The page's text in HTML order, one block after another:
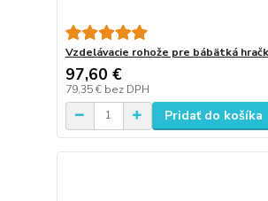
Vzdelávacie rohože pre bábätká
97,60 €
79,35 € bez DPH
Pridať do košíka